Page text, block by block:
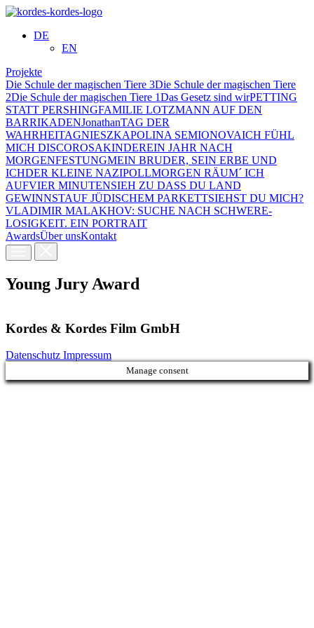
DE
EN
Projekte
Die Schule der magischen Tiere 3Die Schule der magischen Tiere
2Die Schule der magischen Tiere 1Das Gesetz sind wirPETTING
STATT PERSHINGFAMILIE LOTZMANN AUF DEN
BARRIKADENJonathanTAG DER
WAHRHEITAGNIESZKAPOLINA SEMIONOVAICH FÜHL
MICH DISCOROSAKINDEREIN JAHR NACH
MORGENFESTUNGMEIN BRUDER, SEIN ERBE UND
ICHDER KLEINE NAZIPOLLMORGEN RÄUM´ ICH
AUFVIER MINUTENSIEH ZU DASS DU LAND
GEWINNSTAUF JÜDISCHEM PARKETTSIEHST DU MICH?
VLADIMIR MALAKHOV: SUCHE NACH SCHWERE­
LOSIGKEIT. EIN PORTRAIT
AwardsÜber unsKontakt
Young Jury Award
Kordes & Kordes Film GmbH
Datenschutz Impressum
Manage consent